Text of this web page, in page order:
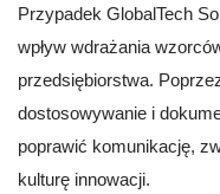
Przypadek GlobalTech
wpływ wdrażania
przedsiębiorstwa.
dostosowywanie i
poprawić komunikację,
kulturę innowacji.